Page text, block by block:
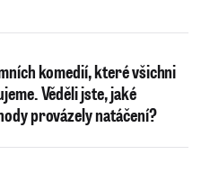
komedií, které všichni
Věděli jste, jaké
provázely natáčení?